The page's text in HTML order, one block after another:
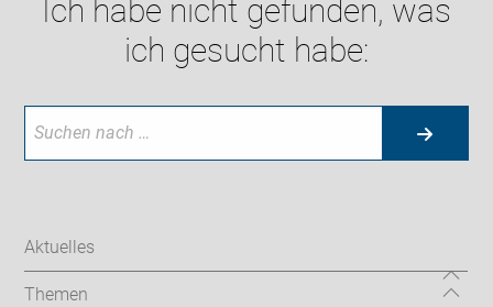
Ich habe nicht gefunden, was
ich gesucht habe:
Aktuelles
Themen